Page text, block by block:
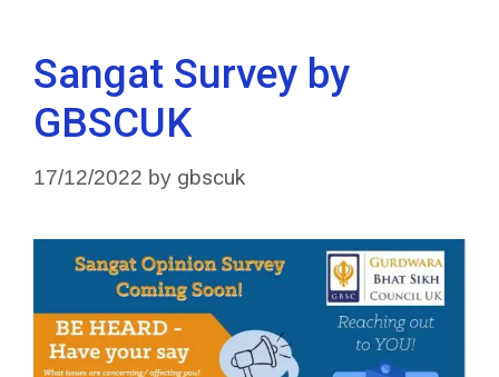
Sangat Survey by
GBSCUK
17/12/2022 by gbscuk